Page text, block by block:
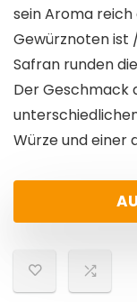
sein Aroma
Gewürznoten ist
Safran runden
Der Geschmack
Würze und einer